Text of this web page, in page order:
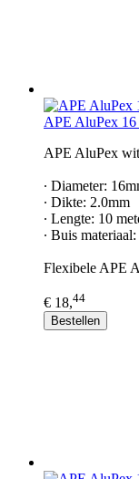
APE AluPex
APE AluPex
∙ Diameter:
∙ Dikte: 2.0mm
∙ Lengte: 10
∙ Buis
Flexibele APE
€ 18,44
Bestellen